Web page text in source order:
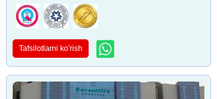
Tafsilotlarni ko'rish